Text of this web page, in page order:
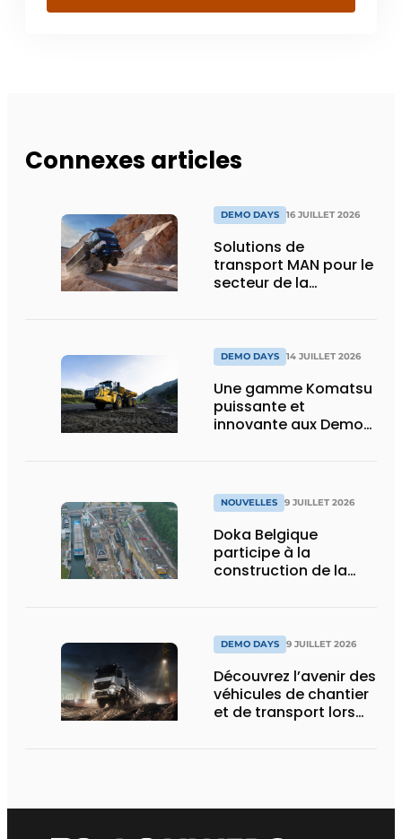
Connexes articles
DEMO DAYS 16 JUILLET 2026
Solutions de
transport MAN pour le
secteur de la
DEMO DAYS 14 JUILLET 2026
Une gamme Komatsu
puissante et
innovante aux Demo
NOUVELLES 9 JUILLET 2026
Doka Belgique
participe à la
construction de la
DEMO DAYS 9 JUILLET 2026
Découvrez l’avenir des
véhicules de chantier
et de transport lors